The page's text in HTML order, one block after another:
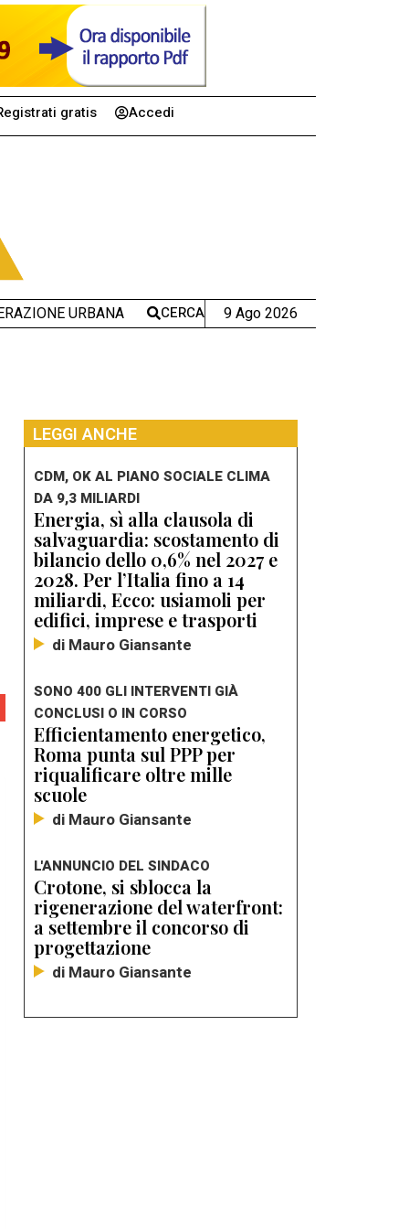
gratis Accedi
URBANA CERCA 9 Ago 2026
LEGGI ANCHE
CDM, OK AL PIANO SOCIALE CLIMA
DA 9,3 MILIARDI
Energia, sì alla clausola di
salvaguardia: scostamento di
bilancio dello 0,6% nel 2027 e
2028. Per l’Italia fino a 14
miliardi, Ecco: usiamoli per
edifici, imprese e trasporti
di Mauro Giansante
SONO 400 GLI INTERVENTI GIÀ
CONCLUSI O IN CORSO
Efficientamento energetico,
Roma punta sul PPP per
riqualificare oltre mille
scuole
di Mauro Giansante
L'ANNUNCIO DEL SINDACO
Crotone, si sblocca la
rigenerazione del waterfront:
a settembre il concorso di
progettazione
di Mauro Giansante